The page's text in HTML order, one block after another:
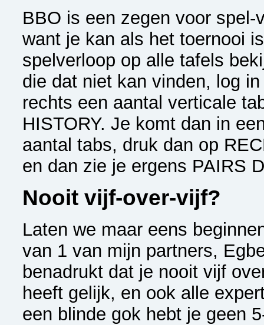
BBO is een zegen voor
want je kan als het toernooi
spelverloop op alle tafels
die dat niet kan vinden, log
rechts een aantal verticale
HISTORY. Je komt dan in
aantal tabs, druk dan op
en dan zie je ergens PAIRS
Nooit vijf-over-vijf?
Laten we maar eens
van 1 van mijn partners,
benadrukt dat je nooit vijf
heeft gelijk, en ook alle
een blinde gok hebt je geen